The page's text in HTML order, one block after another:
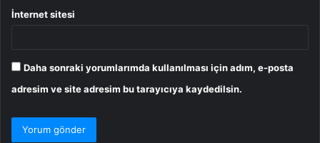
İnternet sitesi
Daha sonraki yorumlarımda kullanılması için adım, e-posta
adresim ve site adresim bu tarayıcıya kaydedilsin.